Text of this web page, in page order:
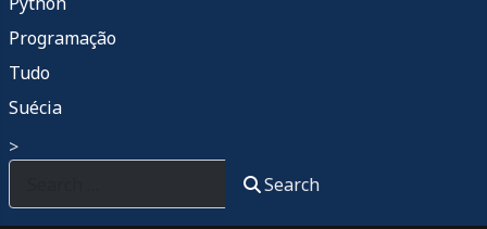
Programação
Tudo
Suécia
>
Search